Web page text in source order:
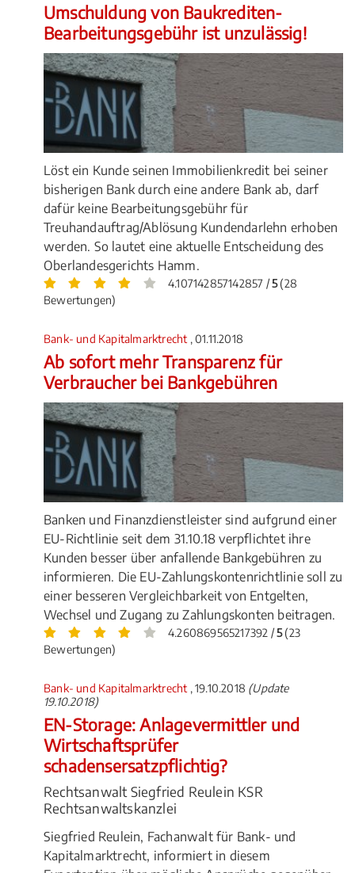
Umschuldung von Baukrediten-
Bearbeitungsgebühr ist unzulässig!
Löst ein Kunde seinen Immobilienkredit bei seiner
bisherigen Bank durch eine andere Bank ab, darf
dafür keine Bearbeitungsgebühr für
Treuhandauftrag/Ablösung Kundendarlehn erhoben
werden. So lautet eine aktuelle Entscheidung des
Oberlandesgerichts Hamm.
4.107142857142857 /5(28
Bewertungen)
Bank- und Kapitalmarktrecht , 01.11.2018
Ab sofort mehr Transparenz für
Verbraucher bei Bankgebühren
Banken und Finanzdienstleister sind aufgrund einer
EU-Richtlinie seit dem 31.10.18 verpflichtet ihre
Kunden besser über anfallende Bankgebühren zu
informieren. Die EU-Zahlungskontenrichtlinie soll zu
einer besseren Vergleichbarkeit von Entgelten,
Wechsel und Zugang zu Zahlungskonten beitragen.
4.260869565217392 /5(23
Bewertungen)
Bank- und Kapitalmarktrecht , 19.10.2018 (Update
19.10.2018)
EN-Storage: Anlagevermittler und
Wirtschaftsprüfer
schadensersatzpflichtig?
Rechtsanwalt Siegfried Reulein KSR
Rechtsanwaltskanzlei
Siegfried Reulein, Fachanwalt für Bank- und
Kapitalmarktrecht, informiert in diesem